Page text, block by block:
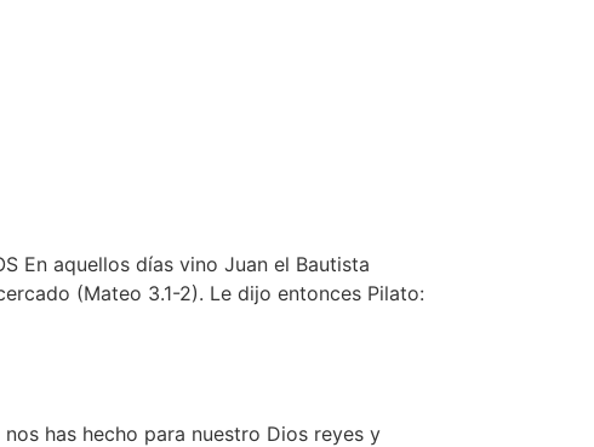
En aquellos días vino Juan el Bautista
(Mateo 3.1-2). Le dijo entonces Pilato:
nos has hecho para nuestro Dios reyes y